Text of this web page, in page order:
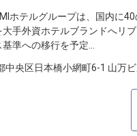
ホテルグループは、国内に
大手外資ホテルブランドへリ
準への移行を予定…
中央区日本橋小網町6-1 山万